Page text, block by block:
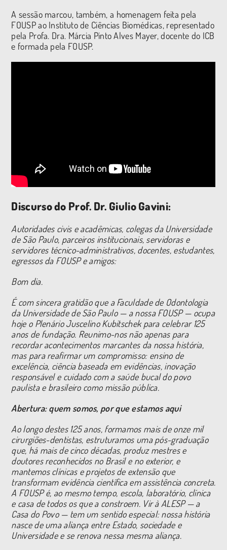
A sessão marcou, também, a homenagem feita pela
FOUSP ao Instituto de Ciências Biomédicas, representado
pela Profa. Dra. Márcia Pinto Alves Mayer, docente do ICB
e formada pela FOUSP.
Discurso do Prof. Dr. Giulio Gavini:
Autoridades civis e acadêmicas, colegas da Universidade
de São Paulo, parceiros institucionais, servidoras e
servidores técnico-administrativos, docentes, estudantes,
egressos da FOUSP e amigos:
Bom dia.
É com sincera gratidão que a Faculdade de Odontologia
da Universidade de São Paulo — a nossa FOUSP — ocupa
hoje o Plenário Juscelino Kubitschek para celebrar 125
anos de fundação. Reunimo-nos não apenas para
recordar acontecimentos marcantes da nossa história,
mas para reafirmar um compromisso: ensino de
excelência, ciência baseada em evidências, inovação
responsável e cuidado com a saúde bucal do povo
paulista e brasileiro como missão pública.
Abertura: quem somos, por que estamos aqui
Ao longo destes 125 anos, formamos mais de onze mil
cirurgiões-dentistas, estruturamos uma pós-graduação
que, há mais de cinco décadas, produz mestres e
doutores reconhecidos no Brasil e no exterior, e
mantemos clínicas e projetos de extensão que
transformam evidência científica em assistência concreta.
A FOUSP é, ao mesmo tempo, escola, laboratório, clínica
e casa de todos os que a constroem. Vir à ALESP — a
Casa do Povo — tem um sentido especial: nossa história
nasce de uma aliança entre Estado, sociedade e
Universidade e se renova nessa mesma aliança.